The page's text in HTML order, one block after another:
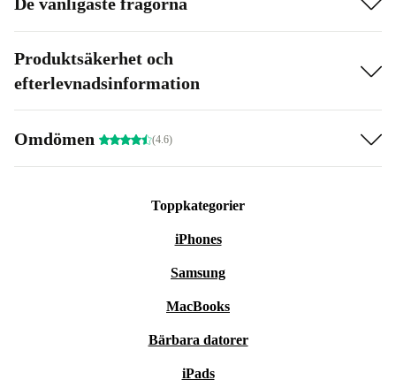
Produktsäkerhet och
efterlevnadsinformation
Omdömen (4.6)
Toppkategorier
iPhones
Samsung
MacBooks
Bärbara datorer
iPads